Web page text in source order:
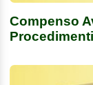
Compenso